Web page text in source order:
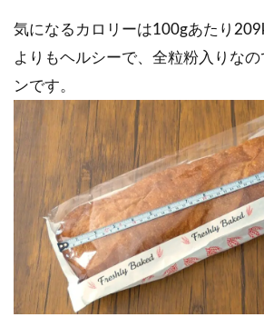
気になるカロリーは100gあたり
よりもヘルシーで、全粒粉入りな
ンです。